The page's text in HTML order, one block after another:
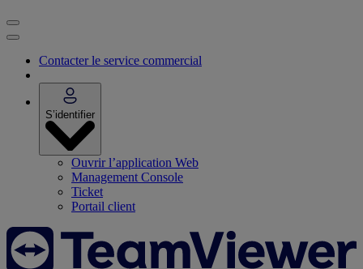
Contacter le service commercial
S’identifier
Ouvrir l’application Web
Management Console
Ticket
Portail client